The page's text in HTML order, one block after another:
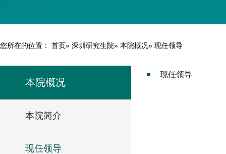
您所在的位置： 首页» 深圳研究生院» 本院概况» 现任领导
本院概况
本院简介
现任领导
现任领导